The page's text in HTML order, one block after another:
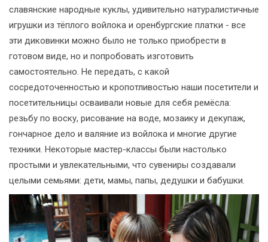
славянские народные куклы, удивительно натуралистичные
игрушки из тёплого войлока и оренбургские платки - все
эти диковинки можно было не только приобрести в
готовом виде, но и попробовать изготовить
самостоятельно. Не передать, с какой
сосредоточенностью и кропотливостью наши посетители и
посетительницы осваивали новые для себя ремёсла:
резьбу по воску, рисование на воде, мозаику и декупаж,
гончарное дело и валяние из войлока и многие другие
техники. Некоторые мастер-классы были настолько
простыми и увлекательными, что сувениры создавали
целыми семьями: дети, мамы, папы, дедушки и бабушки.